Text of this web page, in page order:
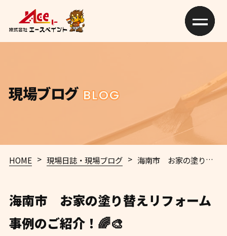
現場ブログ BLOG
HOME > 現場日誌・現場ブログ > 海南市 お家の塗り替えリフォーム事例のご紹介！🌈🎨
海南市 お家の塗り替えリフォーム
事例のご紹介！🌈🎨